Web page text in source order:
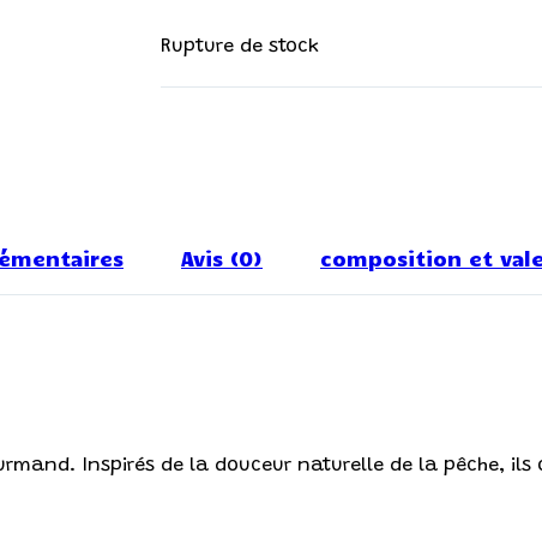
Rupture de stock
Avis (0) composition et
Inspirés de la douceur naturelle de la pêche,